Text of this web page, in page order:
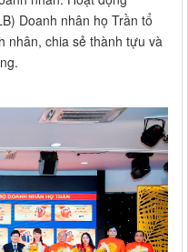
Doanh nhân họ Trần tổ
nhân, chia sẻ thành tựu và